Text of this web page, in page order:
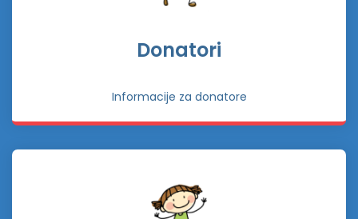
Donatori
Informacije za donatore